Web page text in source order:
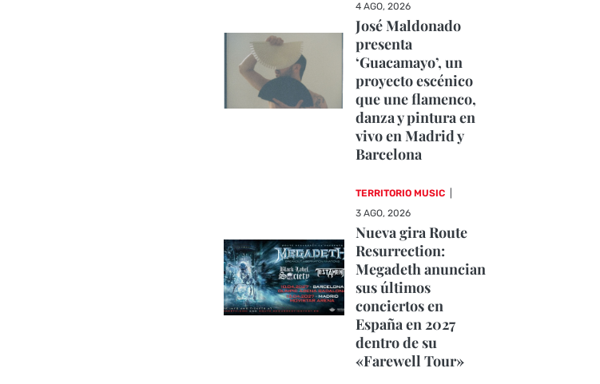
4 AGO, 2026
José Maldonado
presenta
‘Guacamayo’, un
proyecto escénico
que une flamenco,
danza y pintura en
vivo en Madrid y
Barcelona
TERRITORIO MUSIC
3 AGO, 2026
Nueva gira Route
Resurrection:
Megadeth anuncian
sus últimos
conciertos en
España en 2027
dentro de su
«Farewell Tour»